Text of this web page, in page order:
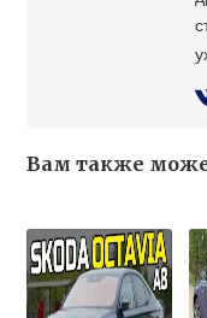
Вам также